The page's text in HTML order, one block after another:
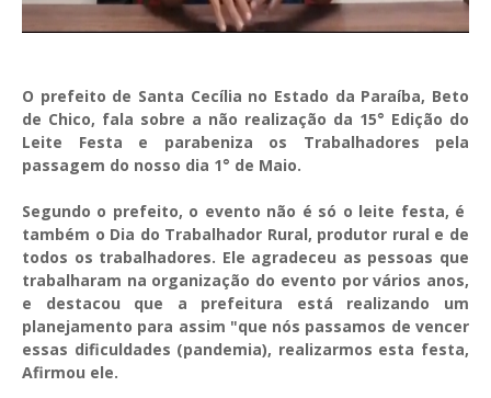
O prefeito de Santa Cecília no Estado da Paraíba, Beto
de Chico, fala sobre a não realização da 15° Edição do
Leite Festa e parabeniza os Trabalhadores pela
passagem do nosso dia 1° de Maio.
Segundo o prefeito, o evento não é só o leite festa, é
também o Dia do Trabalhador Rural, produtor rural e de
todos os trabalhadores. Ele agradeceu as pessoas que
trabalharam na organização do evento por vários anos,
e destacou que a prefeitura está realizando um
planejamento para assim "que nós passamos de vencer
essas dificuldades (pandemia), realizarmos esta festa,
Afirmou ele.